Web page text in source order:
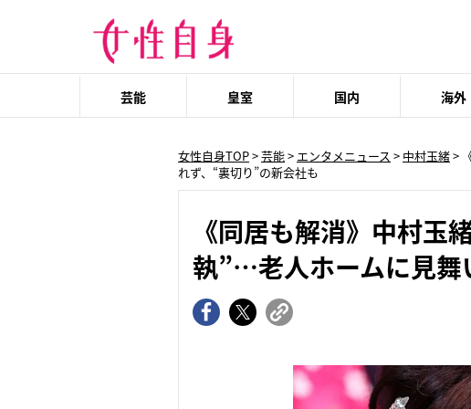
芸能 皇室 国内 海外
女性自身TOP>芸能> エンタメニュース > 中村玉緒>
れず、“裏切り”の新会社も
《同居も解消》中村
執”…老人ホームに見舞